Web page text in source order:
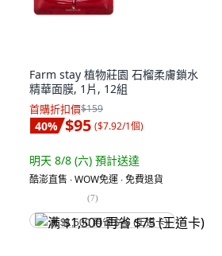
Farm stay 植物莊園 石榴柔膚鎖水
精華面膜, 1片, 12組
首購折扣價$159
40% $95 ($7.92/1個)
明天 8/8 (六) 預計送達
酷澎直售 ∙ WOW免運 ∙ 免費退貨
(7)
满 $1,500 再省 $75 (王道卡)